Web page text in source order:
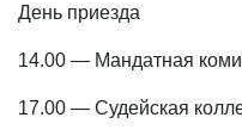
День приезда
14.00 — Мандатная
17.00 — Судейская